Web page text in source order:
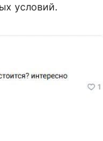
условий.